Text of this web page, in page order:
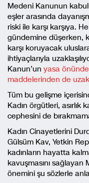
Medeni Kanunun
eşler arasında
riski ile karşı karşıya.
gündemine düşerken,
karşı koruyacak
ihtiyaçlarıyla
Kanun’un yasa
maddelerinden de
Tüm bu gelişme
Kadın örgütleri, asırlık
cephesini de
Kadın Cinayetlerini
Gülsüm Kav, Yetkin
kadınların hayatta
kavuşmasını sağlayan
önemini şu sözlerle